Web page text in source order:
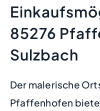
85276
Sulzbach
Der malerische
Pfaffenhofen